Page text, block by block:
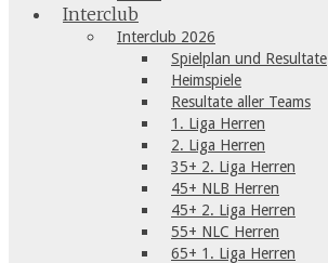
Interclub
Interclub 2026
Spielplan und Resultate
Heimspiele
Resultate aller Teams
1. Liga Herren
2. Liga Herren
35+ 2. Liga Herren
45+ NLB Herren
45+ 2. Liga Herren
55+ NLC Herren
65+ 1. Liga Herren